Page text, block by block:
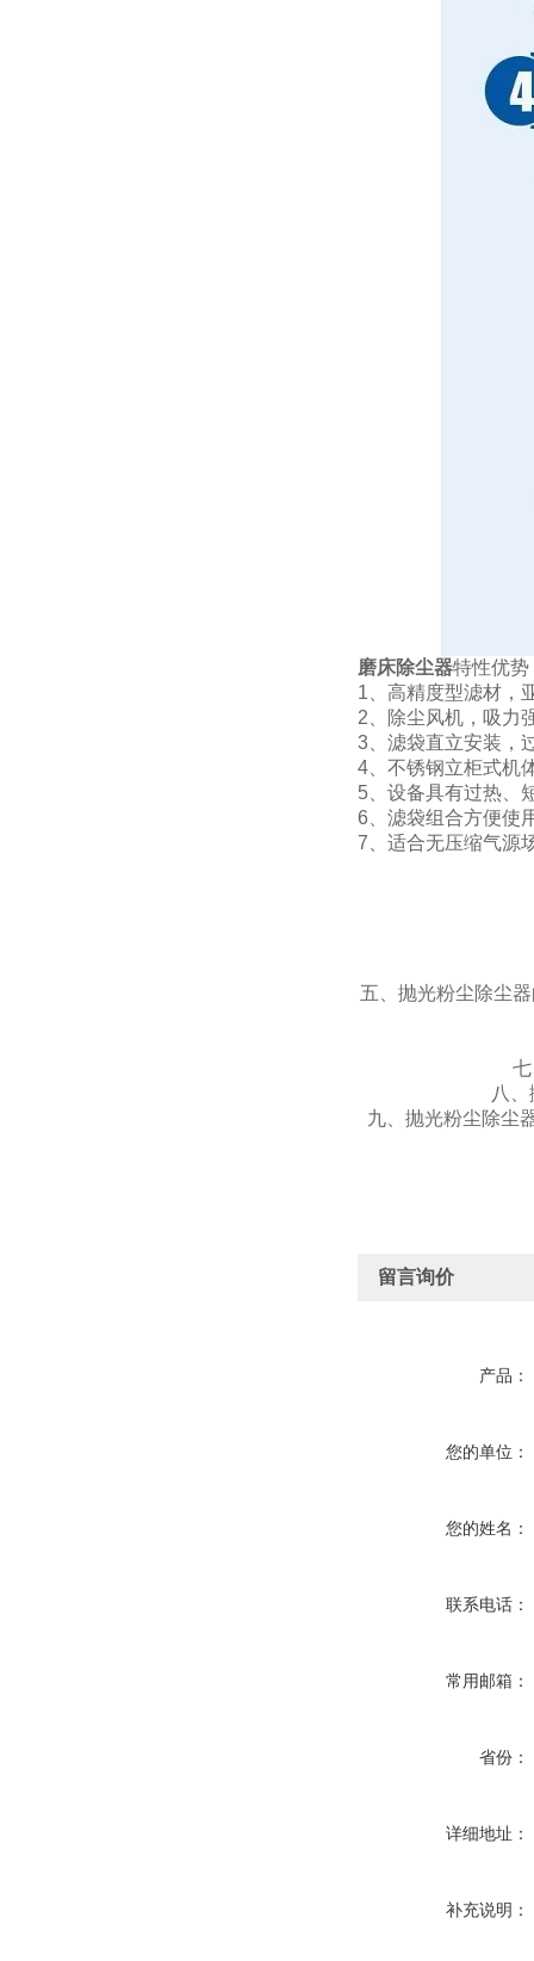
磨床除尘器特性优势
1、高精度型滤材，
2、除尘风机，吸力
3、滤袋直立安装，
4、不锈钢立柜式机
5、设备具有过热、
6、滤袋组合方便使
7、适合无压缩气源
五、抛光粉尘除尘
八
九、抛光粉尘除尘
留言询价
产品：
您的单位：
您的姓名：
联系电话：
常用邮箱：
省份：
详细地址：
补充说明：